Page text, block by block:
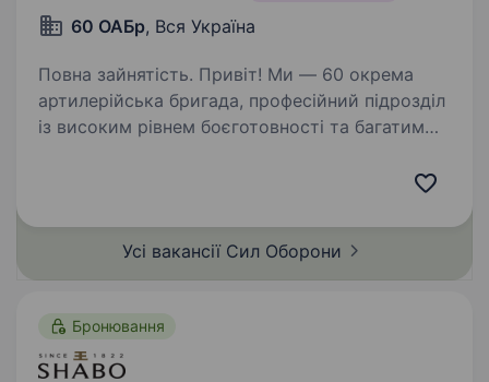
60 ОАБр, Вся Україна
Повна зайнятість. Привіт! Ми — 60 окрема
артилерійська бригада, професійний підрозділ
із високим рівнем боєготовності та багатим
інтеграції з різними військовими підрозділами.
Усі вакансії Сил Оборони
Бронювання